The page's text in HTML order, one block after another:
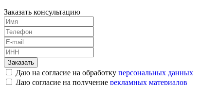
Заказать консультацию
Заказать
Даю на согласие на обработку персональных данных
Даю согласие на получение рекламных материалов